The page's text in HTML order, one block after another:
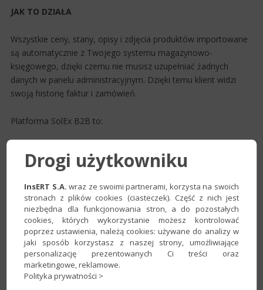
JAK TO DZIAŁA
Wszystkie ceny, stany, opisy i zdjęcia produktów importowane
są automatycznie z Twojego systemu magazynowo-
księgowego, dzięki czemu nie musisz uzupełniać żadnych
danych w panelu administracyjnym. Dzięki temu klient widzi
swoją historię faktur i zamówień.
Platforma SolEx B2B to:
Platforma jest w pełni zintegrowana z programem
automatycznie dwustronnie aktualizowane.
Pełna automatyzacja
SolEx B2B to system bezobsługowy – Twoja firma
pracuje wyłącznie na obecnym systemie sprzedaży
Subiekt GT, a całą resztą zajmuje się SolEx.
Komunikacja z klientami
Z pomocą platformy możesz szybko i tanio
komunikować się ze swoimi klientami. SolEX B2B
Drogi użytkowniku
InsERT S.A. wraz ze swoimi partnerami, korzysta na swoich
stronach z plików cookies (ciasteczek). Część z nich jest
niezbędna dla funkcjonowania stron, a do pozostałych
cookies, których wykorzystanie możesz kontrolować
poprzez ustawienia, należą cookies: używane do analizy w
jaki sposób korzystasz z naszej strony, umożliwiające
personalizację prezentowanych Ci treści oraz
marketingowe, reklamowe.
Polityka prywatności >